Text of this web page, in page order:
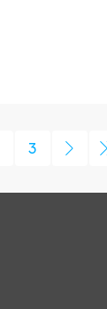
3